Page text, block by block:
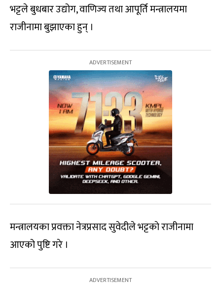
भट्टले बुधबार उद्योग, वाणिज्य तथा आपूर्ति मन्त्रालयमा
राजीनामा बुझाएका हुन् ।
मन्त्रालयका प्रवक्ता नेत्रप्रसाद सुवेदीले भट्टकाे राजीनामा
आएको पुष्टि गरे ।